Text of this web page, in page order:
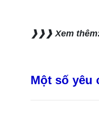
❱❱❱ Xem
Một số yêu